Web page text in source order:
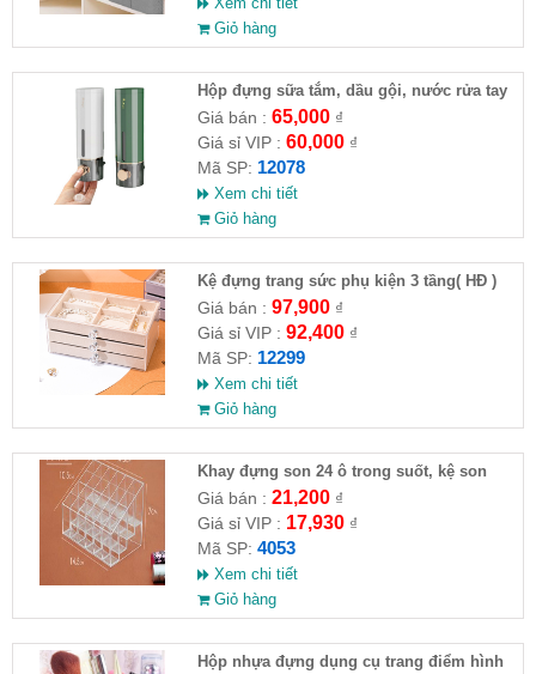
Giỏ hàng
Hộp đựng sữa tắm, dầu gội, nước rửa tay
Giá bán : 65,000₫
Giá sỉ VIP : 60,000₫
Mã SP: 12078
Xem chi tiết
Giỏ hàng
Kệ đựng trang sức phụ kiện 3 tầng( HĐ )
Giá bán : 97,900₫
Giá sỉ VIP : 92,400₫
Mã SP: 12299
Xem chi tiết
Giỏ hàng
Khay đựng son 24 ô trong suốt, kệ son
môi để bàn mica ( Ful VAT )
Giá bán : 21,200₫
Giá sỉ VIP : 17,930₫
Mã SP: 4053
Xem chi tiết
Giỏ hàng
Hộp nhựa đựng dụng cụ trang điểm hình